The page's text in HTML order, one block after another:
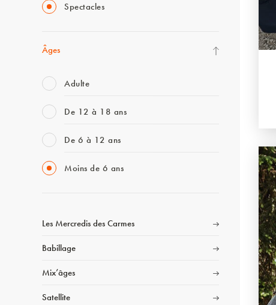
Spectacles
Âges
Adulte
De 12 à 18 ans
De 6 à 12 ans
Moins de 6 ans
Les Mercredis des Carmes
Babillage
Mix’âges
Satellite